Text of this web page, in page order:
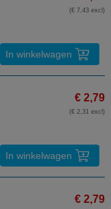
(€ 7,43 excl)
In winkelwagen
€ 2,79
(€ 2,31 excl)
In winkelwagen
€ 2,79